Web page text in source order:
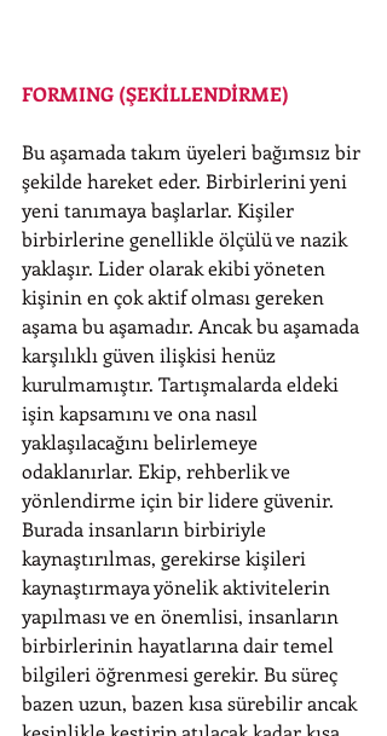
FORMING (ŞEKİLLENDİRME)
Bu aşamada takım üyeleri bağımsız bir
şekilde hareket eder. Birbirlerini yeni
yeni tanımaya başlarlar. Kişiler
birbirlerine genellikle ölçülü ve nazik
yaklaşır. Lider olarak ekibi yöneten
kişinin en çok aktif olması gereken
aşama bu aşamadır. Ancak bu aşamada
karşılıklı güven ilişkisi henüz
kurulmamıştır. Tartışmalarda eldeki
işin kapsamını ve ona nasıl
yaklaşılacağını belirlemeye
odaklanırlar. Ekip, rehberlik ve
yönlendirme için bir lidere güvenir.
Burada insanların birbiriyle
kaynaştırılmas, gerekirse kişileri
kaynaştırmaya yönelik aktivitelerin
yapılması ve en önemlisi, insanların
birbirlerinin hayatlarına dair temel
bilgileri öğrenmesi gerekir. Bu süreç
bazen uzun, bazen kısa sürebilir ancak